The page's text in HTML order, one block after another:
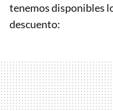
tenemos disponibles
descuento: